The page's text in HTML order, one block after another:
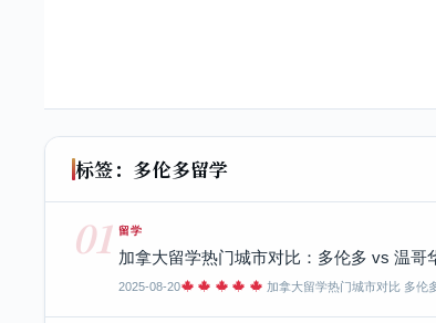
标签：多伦多留学
01 留学
加拿大留学热门城市对比：多伦多 vs 温
2025-08-20 加拿大留学热门城市对比 多伦